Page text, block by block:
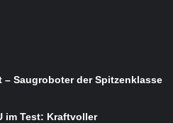
– Saugroboter der Spitzenklasse
im Test: Kraftvoller